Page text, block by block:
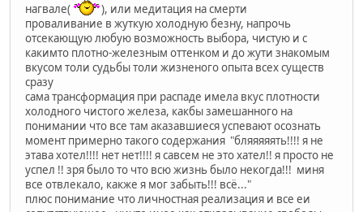
нагвале(
), или медитация на смерти
проваливание в жуткую холодную безну, напрочь
отсекающую любую возможность выбора, чистую и с
какимто плотно-железным оттенком и до жути знакомым
вкусом толи судьбы толи жизненого опыта всех существ
сразу
сама трансформация при распаде имела вкус плотности
холодного чистого железа, какбы замешанного на
понимании что все там аказавшиеся успевают осознать
момент примерно такого содержания "бляяяяять!!!! я не
этава хотел!!!! нет нет!!!! я савсем не это хател!! я просто не
успел !! зря было то что всю жизнь было некогда!!! миня
все отвлекало, какже я мог забыть!!! всё..."
плюс понимание что личностная реализация и все еи